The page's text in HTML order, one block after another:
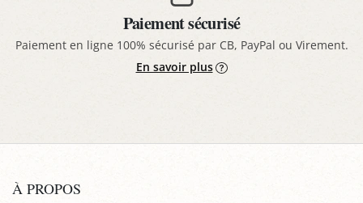
Paiement sécurisé
Paiement en ligne 100% sécurisé par CB, PayPal ou Virement.
En savoir plus
À PROPOS